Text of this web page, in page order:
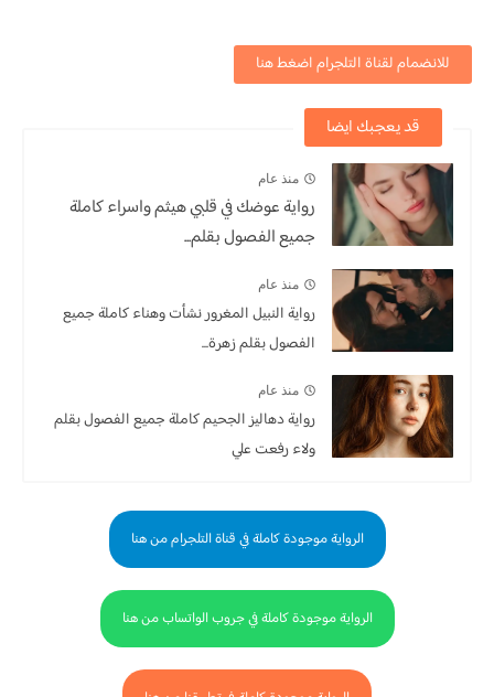
للانضمام لقناة التلجرام اضغط هنا
قد يعجبك ايضا
منذ عام
رواية عوضك في قلبي هيثم واسراء كاملة
جميع الفصول بقلم...
منذ عام
رواية النبيل المغرور نشأت وهناء كاملة جميع
الفصول بقلم زهرة...
منذ عام
رواية دهاليز الجحيم كاملة جميع الفصول بقلم
ولاء رفعت علي
الرواية موجودة كاملة في قناة التلجرام من هنا
الرواية موجودة كاملة في جروب الواتساب من هنا